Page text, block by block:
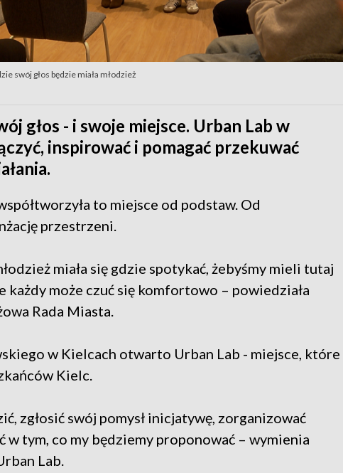
swój głos będzie miała młodzież
głos - i swoje miejsce. Urban Lab w
inspirować i pomagać przekuwać
to miejsce od podstaw. Od
przestrzeni.
miała się gdzie spotykać, żebyśmy mieli tutaj
każdy może czuć się komfortowo – powiedziała
Rada Miasta.
w Kielcach otwarto Urban Lab - miejsce, które
Kielc.
zgłosić swój pomysł inicjatywę, zorganizować
tym, co my będziemy proponować – wymienia
Lab.